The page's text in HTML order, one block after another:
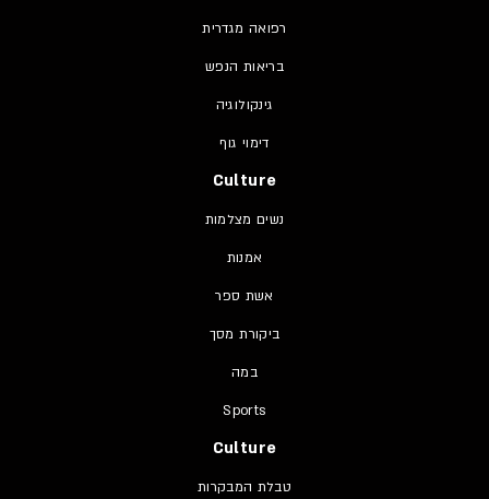
רפואה מגדרית
בריאות הנפש
גינקולוגיה
דימוי גוף
Culture
נשים מצלמות
אמנות
אשת ספר
ביקורת מסך
במה
Sports
Culture
טבלת המבקרות